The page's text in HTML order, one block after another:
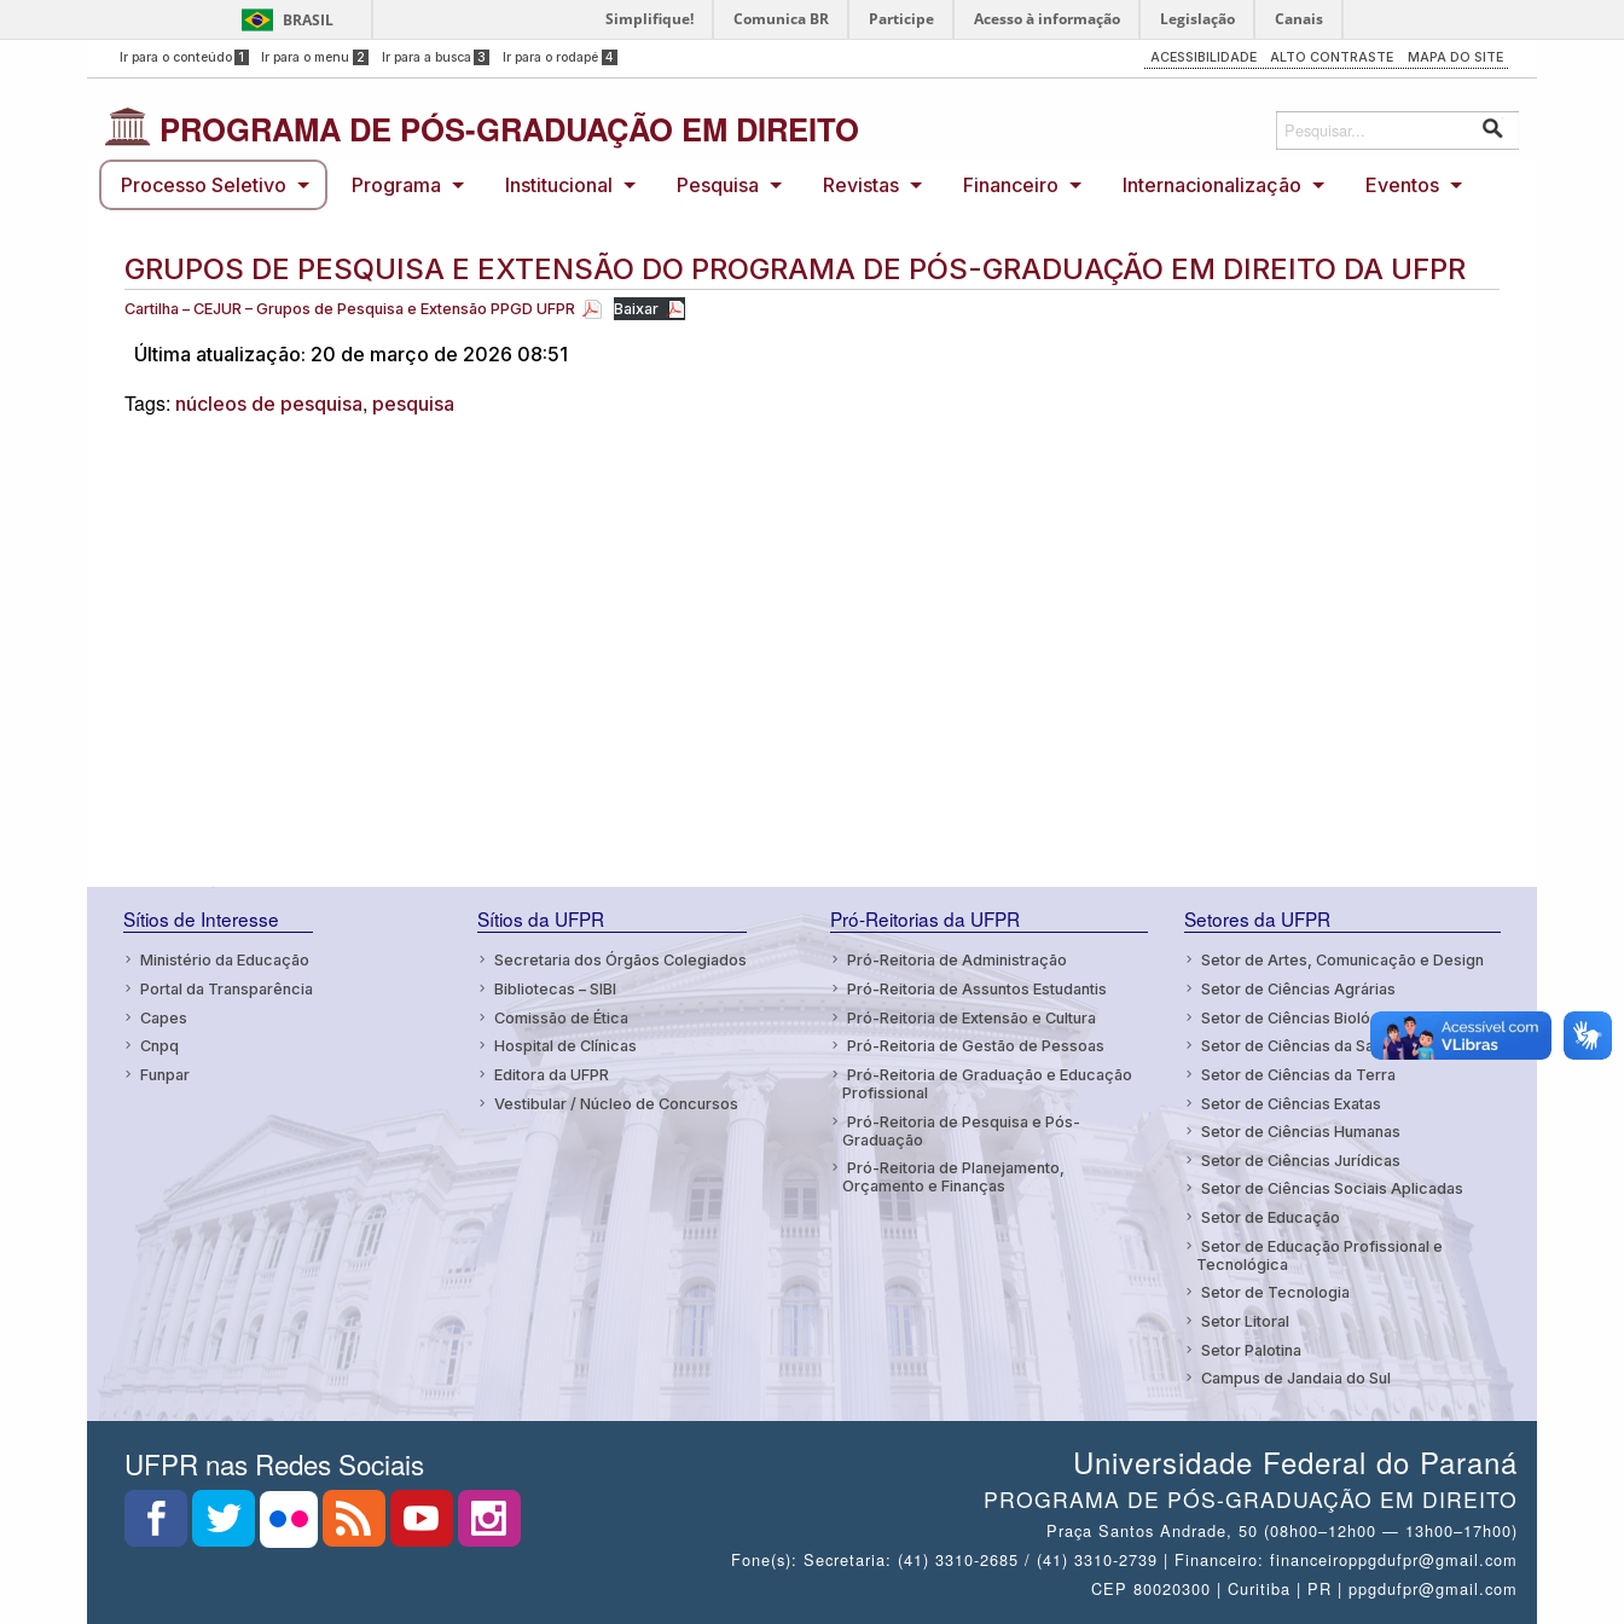
BRASIL Simplifique! Comunica BR Participe Acesso à informação Legislação Canais
Ir para o conteúdo 1 Ir para o menu 2 Ir para a busca 3 Ir para o rodapé 4 ACESSIBILIDADE ALTO CONTRASTE MAPA DO SITE
PROGRAMA DE PÓS-GRADUAÇÃO EM DIREITO
Processo Seletivo Programa Institucional Pesquisa Revistas Financeiro Internacionalização Eventos
GRUPOS DE PESQUISA E EXTENSÃO DO PROGRAMA DE PÓS-GRADUAÇÃO EM DIREITO DA UFPR
Cartilha – CEJUR – Grupos de Pesquisa e Extensão PPGD UFPR Baixar
Última atualização: 20 de março de 2026 08:51
Tags: núcleos de pesquisa, pesquisa
Sítios de Interesse
Ministério da Educação
Portal da Transparência
Capes
Cnpq
Funpar
Sítios da UFPR
Secretaria dos Órgãos Colegiados
Bibliotecas – SIBI
Comissão de Ética
Hospital de Clínicas
Editora da UFPR
Vestibular / Núcleo de Concursos
Pró-Reitorias da UFPR
Pró-Reitoria de Administração
Pró-Reitoria de Assuntos Estudantis
Pró-Reitoria de Extensão e Cultura
Pró-Reitoria de Gestão de Pessoas
Pró-Reitoria de Graduação e Educação
Profissional
Pró-Reitoria de Pesquisa e Pós-
Graduação
Pró-Reitoria de Planejamento,
Orçamento e Finanças
Setores da UFPR
Setor de Artes, Comunicação e Design
Setor de Ciências Agrárias
Setor de Ciências Biológicas
Setor de Ciências da Saúde
Setor de Ciências da Terra
Setor de Ciências Exatas
Setor de Ciências Humanas
Setor de Ciências Jurídicas
Setor de Ciências Sociais Aplicadas
Setor de Educação
Setor de Educação Profissional e
Tecnológica
Setor de Tecnologia
Setor Litoral
Setor Palotina
Campus de Jandaia do Sul
UFPR nas Redes Sociais Universidade Federal do Paraná
PROGRAMA DE PÓS-GRADUAÇÃO EM DIREITO
Praça Santos Andrade, 50 (08h00–12h00 — 13h00–17h00)
Fone(s): Secretaria: (41) 3310-2685 / (41) 3310-2739 | Financeiro: financeiroppgdufpr@gmail.com
CEP 80020300 | Curitiba | PR | ppgdufpr@gmail.com